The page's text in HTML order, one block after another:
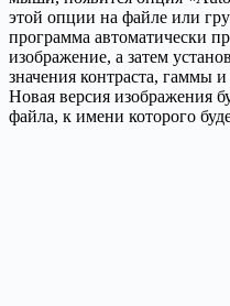
этой опции на файле или
программа автоматически
изображение, а затем
значения контраста, гаммы
Новая версия изображения
файла, к имени которого